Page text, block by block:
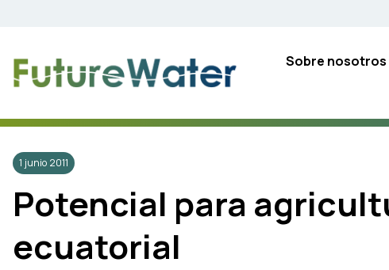
Sobre nosotros
1 junio 2011
Potencial para
ecuatorial